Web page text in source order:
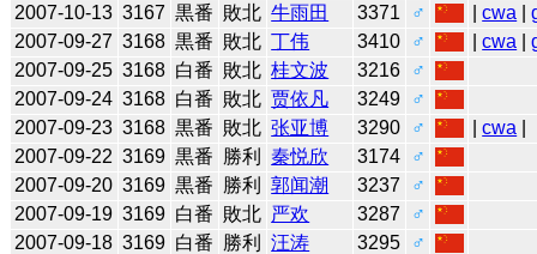
2007-10-13 3167 黒番 敗北 牛雨田 3371 ♂ |cwa |
2007-09-27 3168 黒番 敗北 丁伟 3410 ♂ |cwa |
2007-09-25 3168 白番 敗北 桂文波 3216
♂
2007-09-24 3168 白番 敗北 贾依凡 3249
♂
2007-09-23 3168 黒番 敗北 张亚博 3290 ♂ |cwa
2007-09-22 3169 黒番 勝利 秦悦欣 3174
♂
2007-09-20 3169 黒番 勝利 郭闻潮 3237
♂
2007-09-19 3169 白番 敗北 严欢 3287
♂
2007-09-18 3169 白番 勝利 汪涛 3295
♂